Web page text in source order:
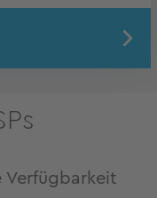
Verfügbarkeit